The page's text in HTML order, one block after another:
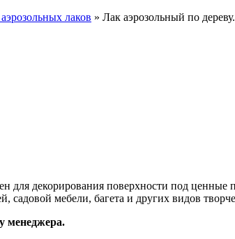
лаков » Лак аэрозольный по
декорирования поверхности под ценные
мебели, багета и других видов
менеджера.